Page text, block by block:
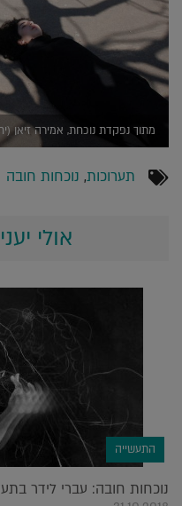
מתוך נפקדת נוכחת, אמירה זיאן
תערוכות, נוכחות חובה
אולי
התעשייה
נוכחות חובה: עברי לידר